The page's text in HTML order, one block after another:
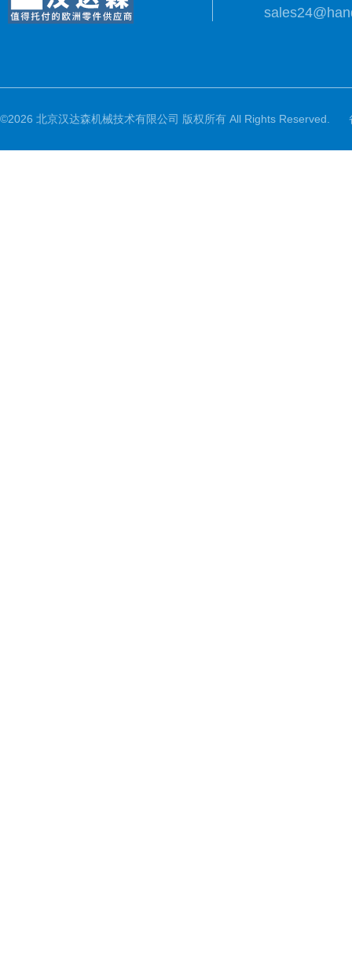
©2026 北京汉达森机械技术有限公司 版权所有 All Rights Reserved.